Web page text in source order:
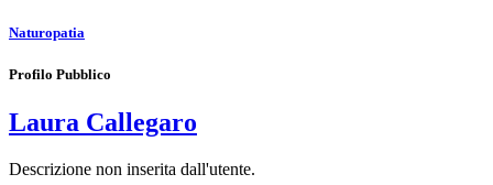
Naturopatia
Profilo Pubblico
Laura Callegaro
Descrizione non inserita dall'utente.